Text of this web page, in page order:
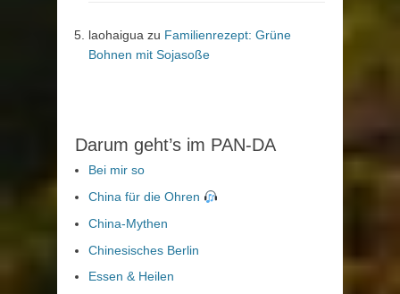
laohaigua zu Familienrezept: Grüne
Bohnen mit Sojasoße
Darum geht’s im PAN-DA
Bei mir so
China für die Ohren
China-Mythen
Chinesisches Berlin
Essen & Heilen